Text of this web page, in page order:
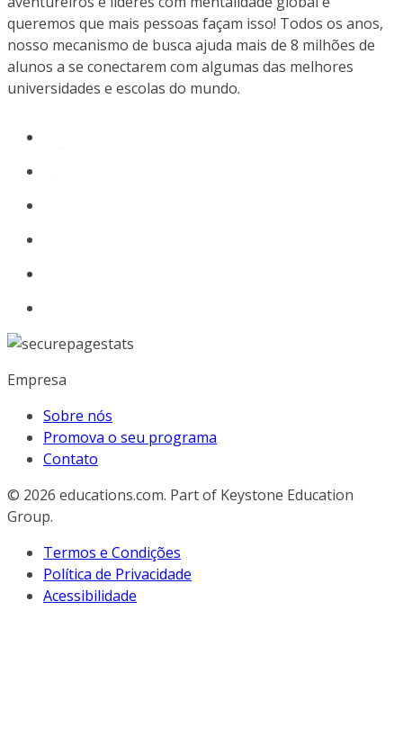
queremos que mais pessoas façam isso! Todos os anos,
nosso mecanismo de busca ajuda mais de 8 milhões de
alunos a se conectarem com algumas das melhores
universidades e escolas do mundo.
Empresa
Sobre nós
Promova o seu programa
Contato
© 2026 educations.com. Part of Keystone Education
Group.
Termos e Condições
Política de Privacidade
Acessibilidade